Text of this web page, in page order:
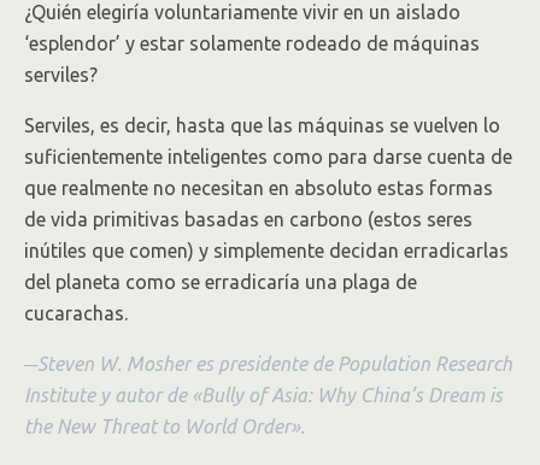
¿Quién elegiría voluntariamente vivir en un aislado
‘esplendor’ y estar solamente rodeado de máquinas
serviles?
Serviles, es decir, hasta que las máquinas se vuelven lo
suficientemente inteligentes como para darse cuenta de
que realmente no necesitan en absoluto estas formas
de vida primitivas basadas en carbono (estos seres
inútiles que comen) y simplemente decidan erradicarlas
del planeta como se erradicaría una plaga de
cucarachas.
─Steven W. Mosher es presidente de Population Research
Institute y autor de «Bully of Asia: Why China’s Dream is
the New Threat to World Order».